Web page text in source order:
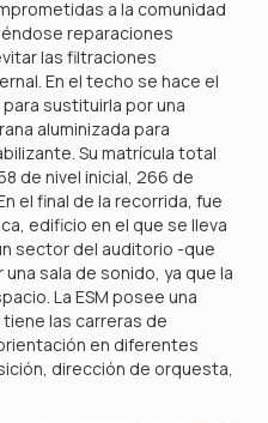
a la comunidad
reparaciones
las filtraciones
En el techo se hace el
sustituirla por una
aluminizada para
Su matrícula total
de nivel inicial, 266 de
el final de la recorrida, fue
edificio en el que se lleva
sector del auditorio -que
sala de sonido, ya que la
La ESM posee una
las carreras de
en diferentes
dirección de orquesta,